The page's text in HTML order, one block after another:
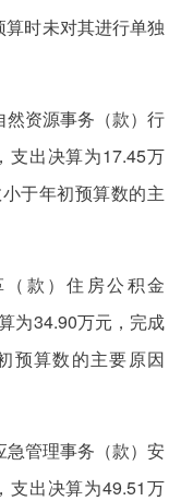
时未对其进行单独
然资源事务（款）行
支出决算为17.45万
于年初预算数的主
款）住房公积金
为34.90万元，完成
预算数的主要原因
管理事务（款）安
支出决算为49.51万